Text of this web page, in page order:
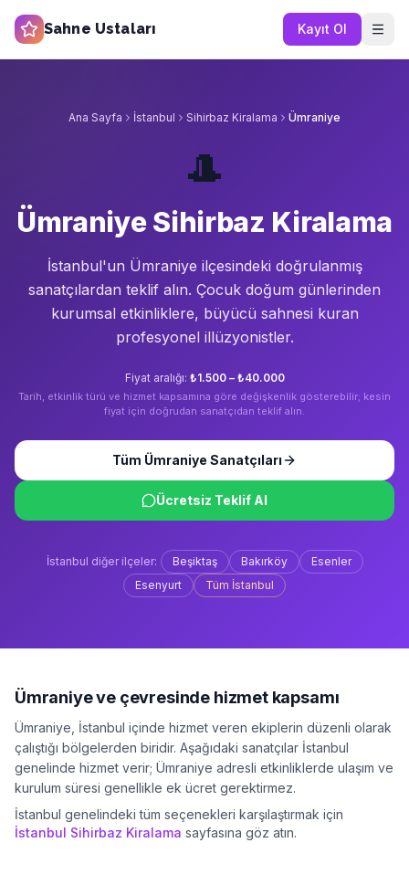
Sahne Ustaları Kayıt Ol
Ana Sayfa İstanbul Sihirbaz Kiralama Ümraniye
🎩
Ümraniye Sihirbaz Kiralama
İstanbul'un Ümraniye ilçesindeki doğrulanmış
sanatçılardan teklif alın. Çocuk doğum günlerinden
kurumsal etkinliklere, büyücü sahnesi kuran
profesyonel illüzyonistler.
Fiyat aralığı: ₺1.500 – ₺40.000
Tarih, etkinlik türü ve hizmet kapsamına göre değişkenlik gösterebilir; kesin
fiyat için doğrudan sanatçıdan teklif alın.
Tüm Ümraniye Sanatçıları
Ücretsiz Teklif Al
İstanbul diğer ilçeler: Beşiktaş Bakırköy
Esenler
Esenyurt
Tüm İstanbul
Ümraniyeve çevresinde hizmet kapsamı
Ümraniye İstanbul içinde hizmet veren ekiplerin düzenli olarak
çalıştığı bölgelerden biridir. Aşağıdaki sanatçılar İstanbul
genelinde hizmet verir; Ümraniye adresli etkinliklerde ulaşım ve
kurulum süresi genellikle ek ücret gerektirmez.
İstanbul genelindeki tüm seçenekleri karşılaştırmak için
İstanbul Sihirbaz Kiralama sayfasına göz atın.